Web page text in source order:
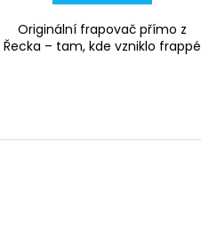
Originální frapovač přímo z
Řecka – tam, kde vzniklo frappé